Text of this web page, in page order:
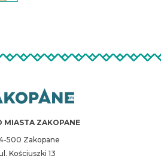
MIASTA ZAKOPANE
500 Zakopane
Kościuszki 13